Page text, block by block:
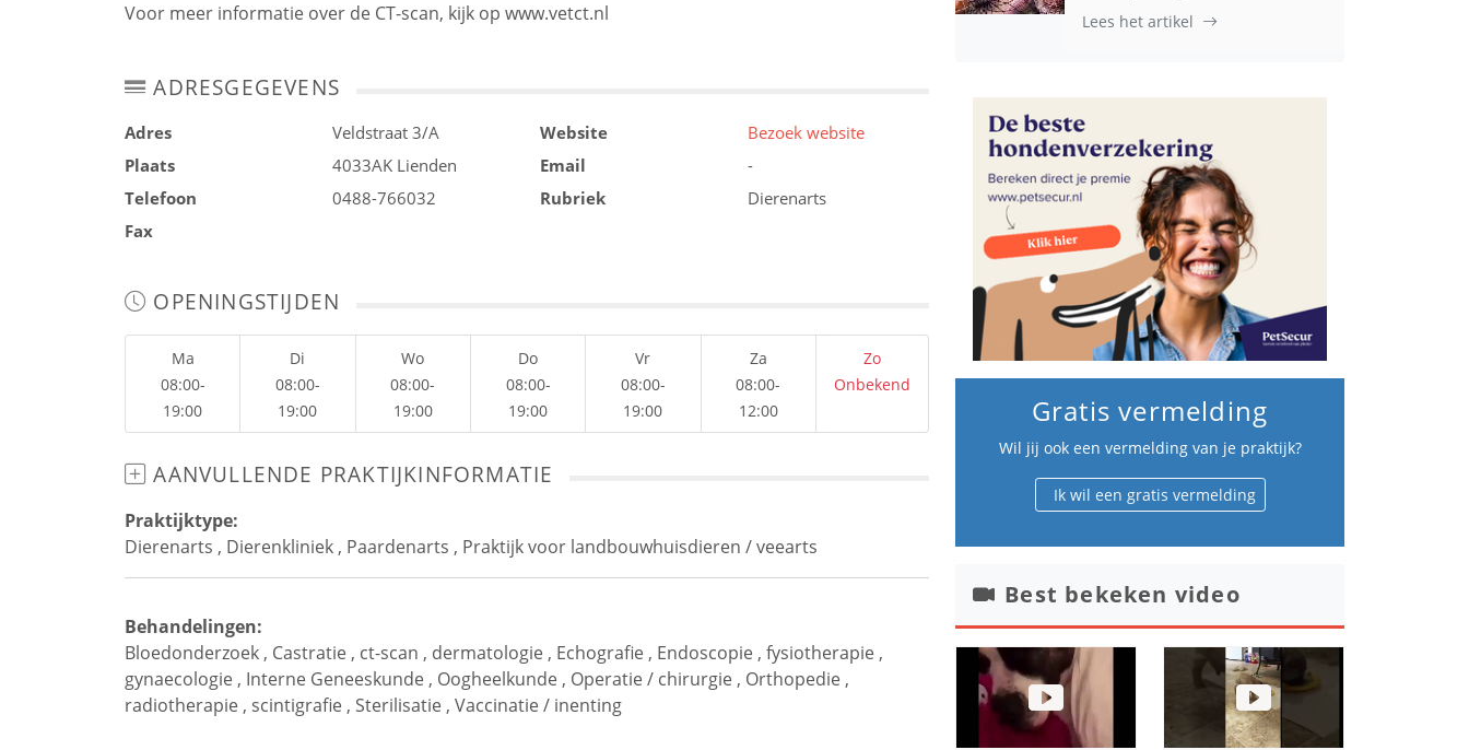
Voor meer informatie over de CT-scan, kijk op www.vetct.nl
ADRESGEGEVENS
Adres
Veldstraat 3/A
Plaats
4033AK Lienden
Telefoon
0488-766032
Fax
Website
Bezoek website
Email
-
Rubriek
Dierenarts
OPENINGSTIJDEN
Ma
08:00-
19:00
Di
08:00-
19:00
Wo
08:00-
19:00
Do
08:00-
19:00
Vr
08:00-
19:00
Za
08:00-
12:00
Zo
Onbekend
AANVULLENDE PRAKTIJKINFORMATIE
Praktijktype:
Dierenarts , Dierenkliniek , Paardenarts , Praktijk voor landbouwhuisdieren / veearts
Behandelingen:
Bloedonderzoek , Castratie , ct-scan , dermatologie , Echografie , Endoscopie , fysiotherapie ,
gynaecologie , Interne Geneeskunde , Oogheelkunde , Operatie / chirurgie , Orthopedie ,
radiotherapie , scintigrafie , Sterilisatie , Vaccinatie / inenting
Lees het artikel
Gratis vermelding
Wil jij ook een vermelding van je praktijk?
Ik wil een gratis vermelding
Best bekeken video